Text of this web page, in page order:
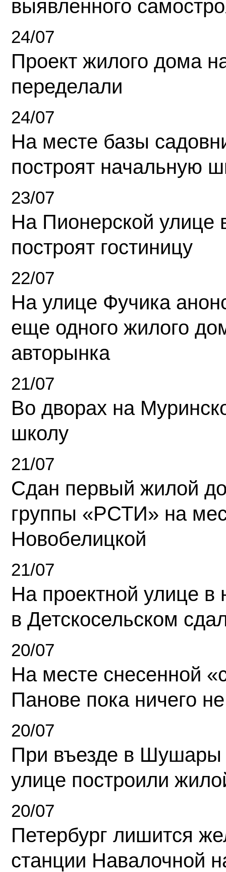
выявленного
24/07
Проект жилого дома
переделали
24/07
На месте базы
построят начальную
23/07
На Пионерской улице
построят гостиницу
22/07
На улице Фучика
еще одного жилого
авторынка
21/07
Во дворах на
школу
21/07
Сдан первый жилой
группы «РСТИ» на
Новобелицкой
21/07
На проектной улице
в Детскосельском
20/07
На месте снесенной
Панове пока ничего
20/07
При въезде в Шушары
улице построили
20/07
Петербург лишится
станции Навалочной